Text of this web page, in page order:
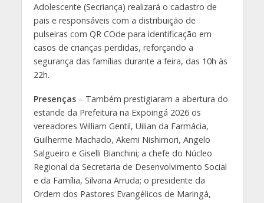
Adolescente (Secriança) realizará o cadastro de
pais e responsáveis com a distribuição de
pulseiras com QR COde para identificação em
casos de crianças perdidas, reforçando a
segurança das famílias durante a feira, das 10h às
22h.
Presenças– Também prestigiaram a abertura do
estande da Prefeitura na Expoingá 2026 os
vereadores William Gentil, Uilian da Farmácia,
Guilherme Machado, Akemi Nishimori, Angelo
Salgueiro e Giselli Bianchini; a chefe do Núcleo
Regional da Secretaria de Desenvolvimento Social
e da Família, Silvana Arruda; o presidente da
Ordem dos Pastores Evangélicos de Maringá,